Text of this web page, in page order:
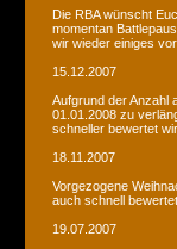
Die RBA wünscht
momentan
wir wieder einiges
15.12.2007
Aufgrund der Anzahl
01.01.2008 zu
schneller bewertet
18.11.2007
Vorgezogene
auch schnell
19.07.2007